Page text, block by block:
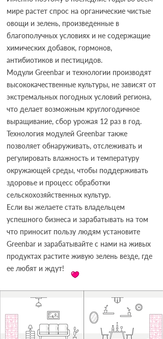
мире растет спрос на органические чистые
овощи и зелень, произведенные в
благополучных условиях и не содержащие
химических добавок, гормонов,
антибиотиков и пестицидов.
Модули Greenbar и технологии производят
высококачественные культуры, не зависят от
экстремальных погодных условий региона,
что делает возможным круглогодичное
выращивание, сбор урожая 12 раз в год.
Технология модулей Greenbar также
позволяет обнаруживать, отслеживать и
регулировать влажность и температуру
окружающей среды, чтобы поддерживать
здоровье и процесс обработки
сельскохозяйственных культур.
Если вы желаете стать владельцем
успешного бизнеса и зарабатывать на том
что приносит пользу людям установите
Greenbar и зарабатывайте с нами на живых
продуктах растите живую зелень везде, где
ее любят и ждут!